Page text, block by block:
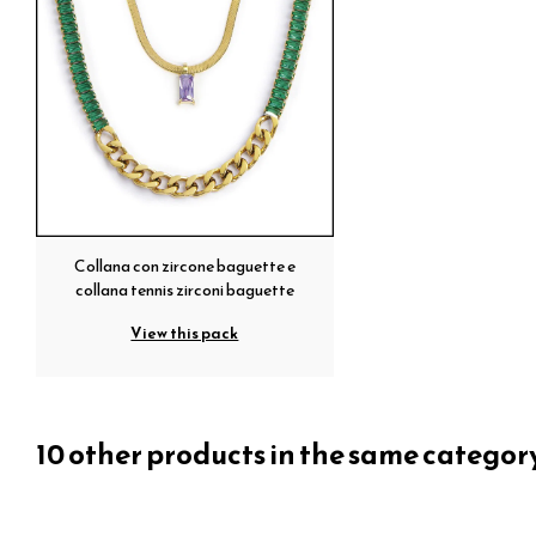
Collana con zircone baguette e
collana tennis zirconi baguette
View this pack
10 other products in the same